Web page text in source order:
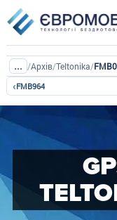
... /Архів/Teltonika/
‹FMB964